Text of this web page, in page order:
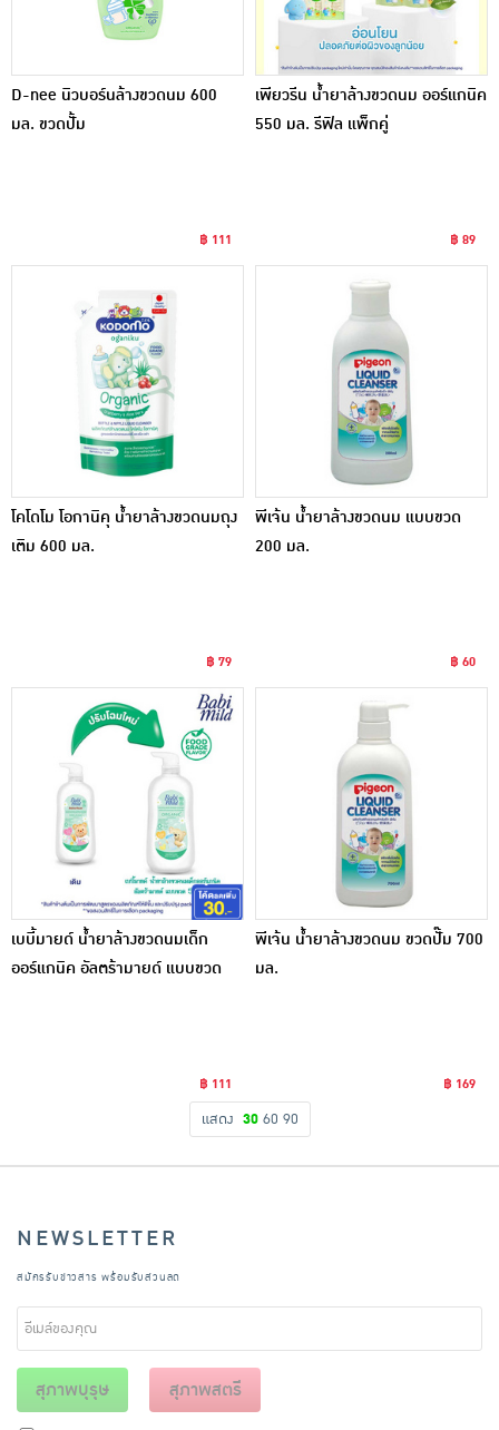
D-nee นิวบอร์นล้างขวดนม 600
มล. ขวดปั้ม
฿ 111
เพียวรีน น้ำยาล้างขวดนม ออร์แกนิค
550 มล. รีฟิล แพ็กคู่
฿ 89
โคโดโม โอกานิคุ น้ำยาล้างขวดนมถุง
เติม 600 มล.
฿ 79
พีเจ้น น้ำยาล้างขวดนม แบบขวด
200 มล.
฿ 60
เบบี้มายด์ น้ำยาล้างขวดนมเด็ก
ออร์แกนิค อัลตร้ามายด์ แบบขวด
฿ 111
พีเจ้น น้ำยาล้างขวดนม ขวดปั๊ม 700
มล.
฿ 169
แสดง 30 60 90
NEWSLETTER
สมัครรับข่าวสาร พร้อมรับส่วนลด
สุภาพบุรุษ สุภาพสตรี